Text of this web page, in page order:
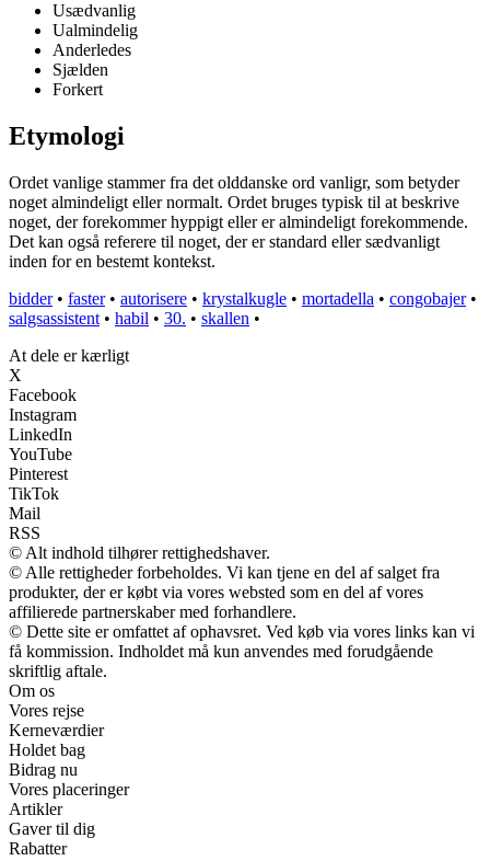
Usædvanlig
Ualmindelig
Anderledes
Sjælden
Forkert
Etymologi
Ordet vanlige stammer fra det olddanske ord vanligr, som betyder
noget almindeligt eller normalt. Ordet bruges typisk til at beskrive
noget, der forekommer hyppigt eller er almindeligt forekommende.
Det kan også referere til noget, der er standard eller sædvanligt
inden for en bestemt kontekst.
bidder• faster• autorisere • krystalkugle • mortadella • congobajer•
salgsassistent • habil • 30. • skallen •
At dele er kærligt
X
Facebook
Instagram
LinkedIn
YouTube
Pinterest
TikTok
Mail
RSS
© Alt indhold tilhører rettighedshaver.
© Alle rettigheder forbeholdes. Vi kan tjene en del af salget fra
produkter, der er købt via vores websted som en del af vores
affilierede partnerskaber med forhandlere.
© Dette site er omfattet af ophavsret. Ved køb via vores links kan vi
få kommission. Indholdet må kun anvendes med forudgående
skriftlig aftale.
Om os
Vores rejse
Kerneværdier
Holdet bag
Bidrag nu
Vores placeringer
Artikler
Gaver til dig
Rabatter